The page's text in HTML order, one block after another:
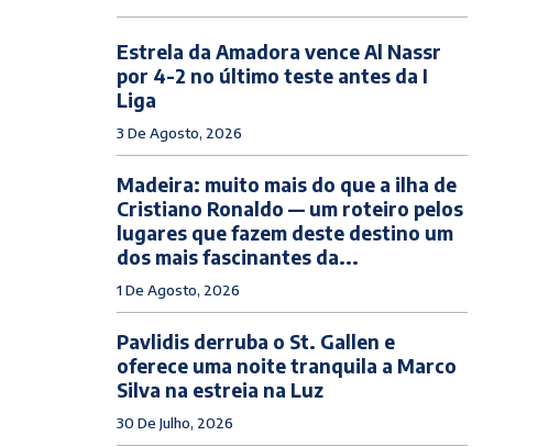
Estrela da Amadora vence Al Nassr
por 4-2 no último teste antes da I
Liga
3 De Agosto, 2026
Madeira: muito mais do que a ilha de
Cristiano Ronaldo — um roteiro pelos
lugares que fazem deste destino um
dos mais fascinantes da...
1 De Agosto, 2026
Pavlidis derruba o St. Gallen e
oferece uma noite tranquila a Marco
Silva na estreia na Luz
30 De Julho, 2026